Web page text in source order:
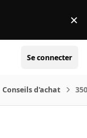
×
Se connecter
Conseils d'achat